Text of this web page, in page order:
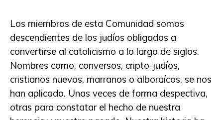
Los miembros de esta Comunidad somos
descendientes de los judíos obligados a
convertirse al catolicismo a lo largo de siglos.
Nombres como, conversos, cripto-judíos,
cristianos nuevos, marranos o alboraícos, se nos
han aplicado. Unas veces de forma despectiva,
otras para constatar el hecho de nuestra